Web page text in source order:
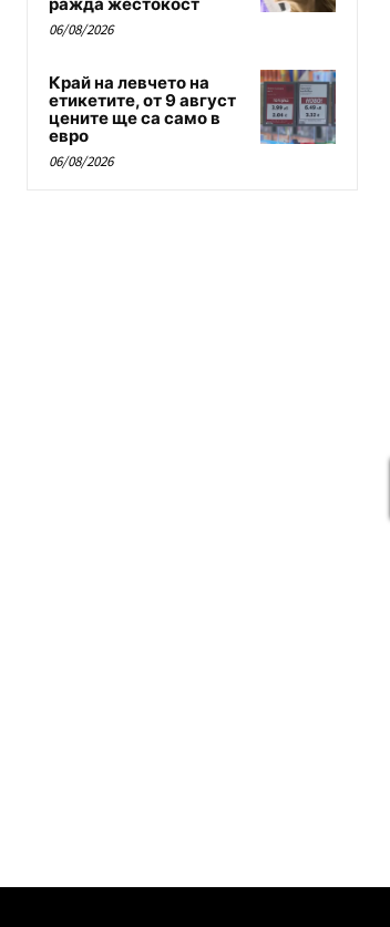
06/08/2026
Край на левчето на
етикетите, от 9 август
цените ще са само в
евро
06/08/2026